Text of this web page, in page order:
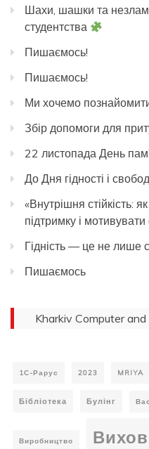
Шахи, шашки та
студентства
Пишаємось!
Пишаємось!
Ми хочемо
Збір допомоги для
22 листопада День
До Дня гідності і
«Внутрішня стійкість:
підтримку і
Гідність — це не лише
Пишаємось
Kharkiv Computer
1С-Рарус 2023 MRIYA
Бібліотека Булінг
Виробництво